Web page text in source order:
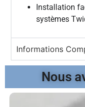
Installation
systèmes
Informations
Nous